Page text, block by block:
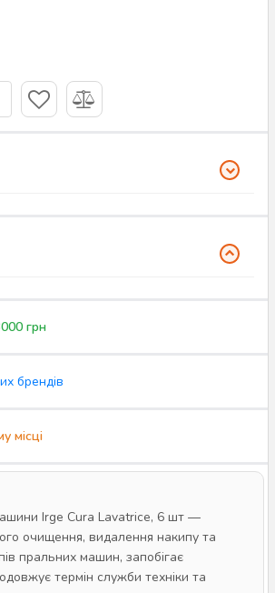
грн
брендів
місці
Irge Cura Lavatrice, 6 шт —
очищення, видалення накипу та
пральних машин, запобігає
термін служби техніки та